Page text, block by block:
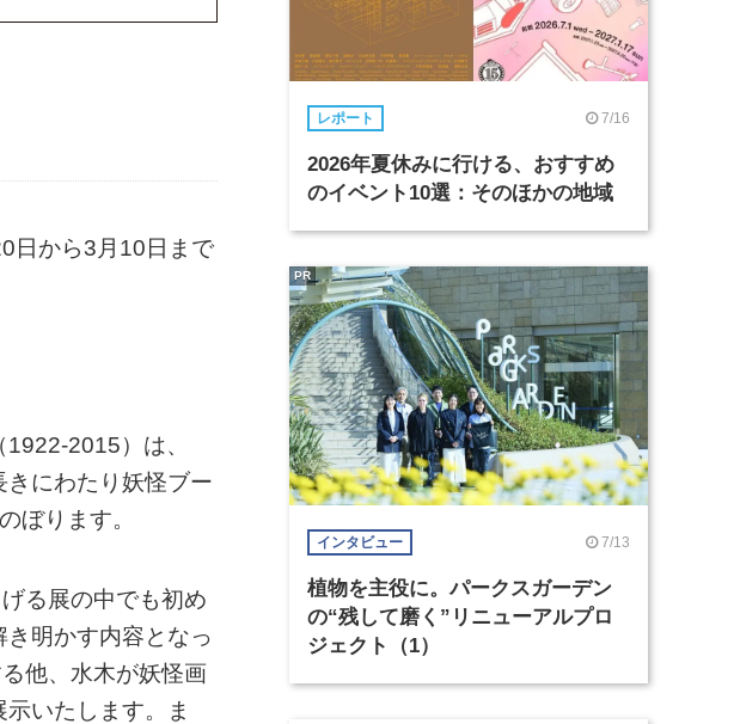
日から3月10日まで
2015）は、
きにわたり妖怪ブー
ぼります。
る展の中でも初め
明かす内容となっ
他、水木が妖怪画
いたします。ま
レポート 7/16
2026年夏休みに行ける、おすすめ
のイベント10選：そのほかの地域
インタビュー 7/13
植物を主役に。パークスガーデン
の“残して磨く”リニューアルプロ
ジェクト（1）
PR